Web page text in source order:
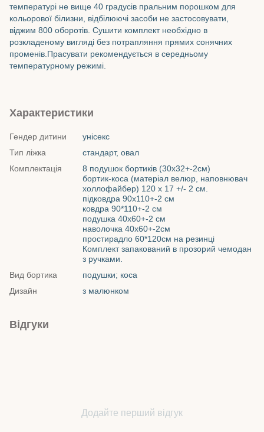
температурі не вище 40 градусів пральним порошком для
кольорової білизни, відбілюючі засоби не застосовувати,
віджим 800 оборотів. Сушити комплект необхідно в
розкладеному вигляді без потрапляння прямих сонячних
променів.Прасувати рекомендується в середньому
температурному режимі.
Характеристики
Гендер дитини
унісекс
Тип ліжка
стандарт, овал
Комплектація
8 подушок бортиків (30х32+-2см)
бортик-коса (матеріал велюр, наповнювач
холлофайбер) 120 х 17 +/- 2 см.
підковдра 90х110+-2 см
ковдра 90*110+-2 см
подушка 40х60+-2 см
наволочка 40х60+-2см
простирадло 60*120см на резинці
Комплект запакований в прозорий чемодан
з ручками.
Вид бортика
подушки; коса
Дизайн
з малюнком
Відгуки
Додайте перший відгук